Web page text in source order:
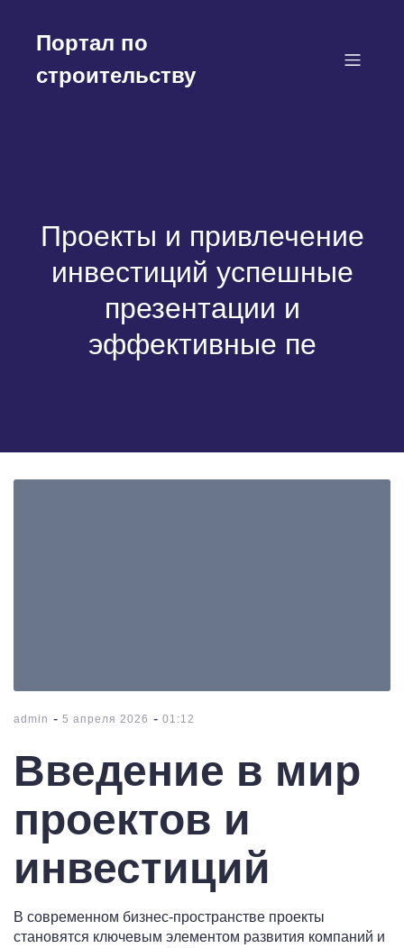
содержимому
Портал по
строительству
Проекты и привлечение
инвестиций успешные
презентации и
эффективные пе
admin - 5 апреля 2026 - 01:12
Введение в мир
проектов и
инвестиций
В современном бизнес-пространстве проекты
становятся ключевым элементом развития компаний и